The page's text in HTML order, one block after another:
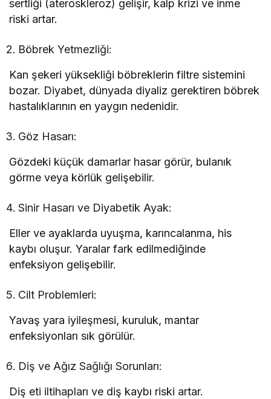
sertliği (ateroskleroz) gelişir, kalp krizi ve inme
riski artar.
Böbrek Yetmezliği:
Kan şekeri yüksekliği böbreklerin filtre sistemini
bozar. Diyabet, dünyada diyaliz gerektiren böbrek
hastalıklarının en yaygın nedenidir.
Göz Hasarı:
Gözdeki küçük damarlar hasar görür, bulanık
görme veya körlük gelişebilir.
Sinir Hasarı ve Diyabetik Ayak:
Eller ve ayaklarda uyuşma, karıncalanma, his
kaybı oluşur. Yaralar fark edilmediğinde
enfeksiyon gelişebilir.
Cilt Problemleri:
Yavaş yara iyileşmesi, kuruluk, mantar
enfeksiyonları sık görülür.
Diş ve Ağız Sağlığı Sorunları:
Diş eti iltihapları ve diş kaybı riski artar.